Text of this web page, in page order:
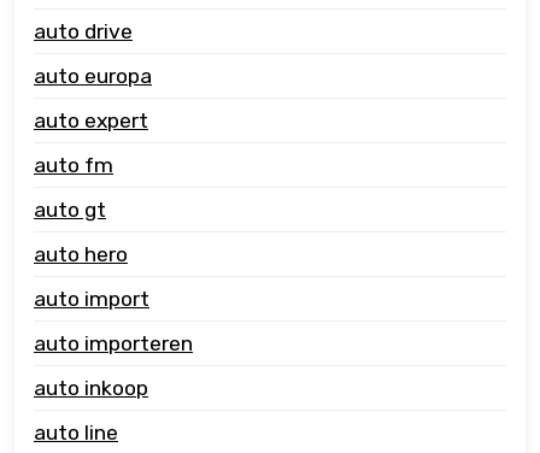
auto drive
auto europa
auto expert
auto fm
auto gt
auto hero
auto import
auto importeren
auto inkoop
auto line